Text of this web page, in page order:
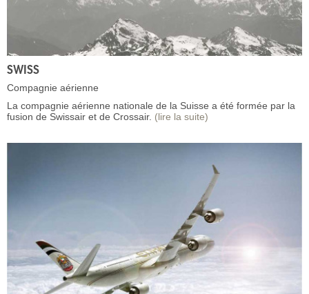
SWISS
Compagnie aérienne
La compagnie aérienne nationale de la Suisse a été formée par la
fusion de Swissair et de Crossair. (lire la suite)